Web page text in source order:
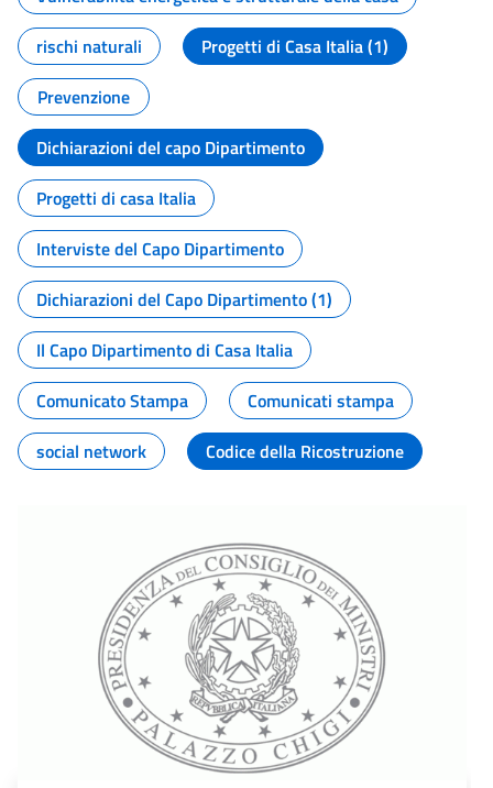
rischi naturali
Progetti di Casa Italia (1)
Prevenzione
Dichiarazioni del capo Dipartimento
Progetti di casa Italia
Interviste del Capo Dipartimento
Dichiarazioni del Capo Dipartimento (1)
Il Capo Dipartimento di Casa Italia
Comunicato Stampa
Comunicati stampa
social network
Codice della Ricostruzione